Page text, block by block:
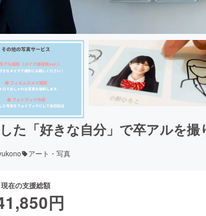
た「好きな自分」で卒アルを撮
アート・写真
現在の支援総額
円